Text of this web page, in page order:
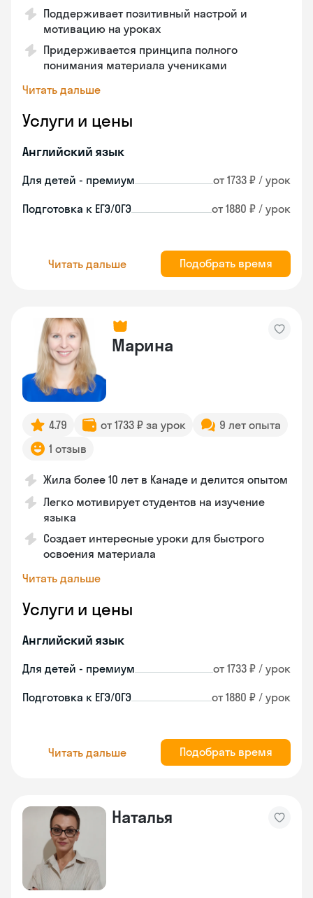
Поддерживает позитивный настрой и
мотивацию на уроках
Придерживается принципа полного
понимания материала учениками
Читать дальше
Услуги и цены
Английский язык
Для детей - премиум от 1733 ₽ / урок
Подготовка к ЕГЭ/ОГЭ от 1880 ₽ / урок
Читать дальше Подобрать время
Марина
4.79 от 1733 ₽ за урок
9 лет опыта
1 отзыв
Жила более 10 лет в Канаде и делится опытом
Легко мотивирует студентов на изучение
языка
Создает интересные уроки для быстрого
освоения материала
Читать дальше
Услуги и цены
Английский язык
Для детей - премиум от 1733 ₽ / урок
Подготовка к ЕГЭ/ОГЭ от 1880 ₽ / урок
Читать дальше Подобрать время
Наталья